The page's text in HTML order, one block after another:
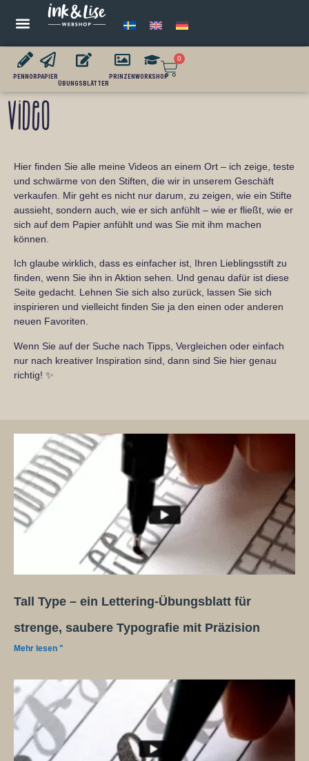
PENNOR PAPIER
ÜBUNGSBLÄTTER
PRINZEN WORKSHOP
0
Video
Hier finden Sie alle meine Videos an einem Ort – ich zeige, teste
und schwärme von den Stiften, die wir in unserem Geschäft
verkaufen. Mir geht es nicht nur darum, zu zeigen, wie ein Stifte
aussieht, sondern auch, wie er sich anfühlt – wie er fließt, wie er
sich auf dem Papier anfühlt und was Sie mit ihm machen
können.
Ich glaube wirklich, dass es einfacher ist, Ihren Lieblingsstift zu
finden, wenn Sie ihn in Aktion sehen. Und genau dafür ist diese
Seite gedacht. Lehnen Sie sich also zurück, lassen Sie sich
inspirieren und vielleicht finden Sie ja den einen oder anderen
neuen Favoriten.
Wenn Sie auf der Suche nach Tipps, Vergleichen oder einfach
nur nach kreativer Inspiration sind, dann sind Sie hier genau
richtig! ✨
Tall Type – ein Lettering-Übungsblatt für
strenge, saubere Typografie mit Präzision
Mehr lesen "